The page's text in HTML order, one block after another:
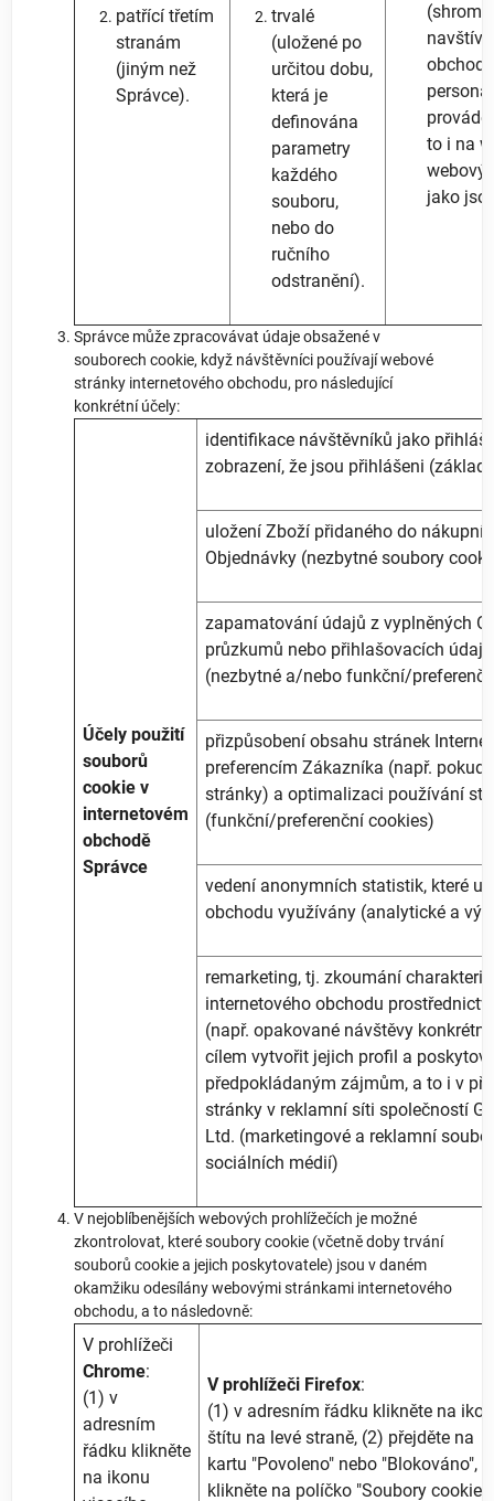
patřící třetím
stranám
(jiným než
Správce).
trvalé
(uložené po
určitou dobu,
která je
definována
parametry
každého
souboru,
nebo do
ručního
odstranění).
to i na
jako
Správce může zpracovávat údaje obsažené v
souborech cookie, když návštěvníci používají webové
stránky internetového obchodu, pro následující
konkrétní účely:
Účely použití
souborů
cookie v
internetovém
obchodě
Správce
identifikace návštěvníků jako
zobrazení, že jsou přihlášeni
uložení Zboží přidaného do
Objednávky (nezbytné soubory
zapamatování údajů z vyplněných
průzkumů nebo přihlašovacích
(nezbytné a/nebo funkční/
přizpůsobení obsahu stránek
preferencím Zákazníka (např. pokud
stránky) a optimalizaci používání
(funkční/preferenční cookies)
vedení anonymních statistik, které
obchodu využívány (analytické a
remarketing, tj. zkoumání
internetového obchodu
(např. opakované návštěvy
cílem vytvořit jejich profil a
předpokládaným zájmům, a to i v
stránky v reklamní síti společností
Ltd. (marketingové a reklamní
sociálních médií)
V nejoblíbenějších webových prohlížečích je možné
zkontrolovat, které soubory cookie (včetně doby trvání
souborů cookie a jejich poskytovatele) jsou v daném
okamžiku odesílány webovými stránkami internetového
obchodu, a to následovně:
V prohlížeči
Chrome:
(1) v
adresním
řádku klikněte
na ikonu
V prohlížeči Firefox:
(1) v adresním řádku klikněte na
štítu na levé straně, (2) přejděte na
kartu "Povoleno" nebo "Blokováno",
klikněte na políčko "Soubory cookie